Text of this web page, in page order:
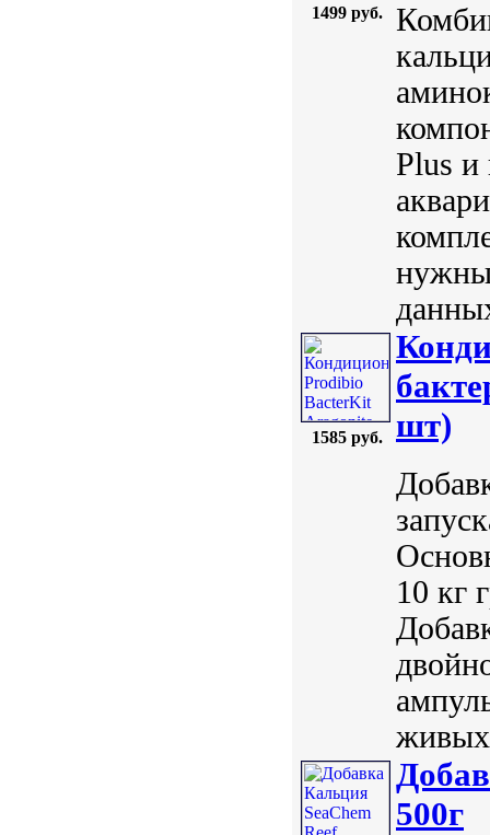
1499 руб.
Plus и
нужны
1585 руб.
шт)
10 кг
живых
500г